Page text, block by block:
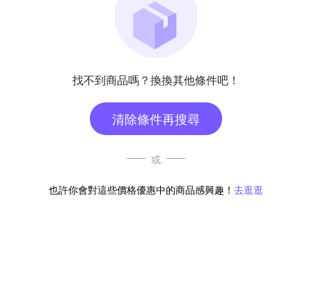
找不到商品嗎？換換其他條件吧！
清除條件再搜尋
或
也許你會對這些價格優惠中的商品感興趣！ 去逛逛